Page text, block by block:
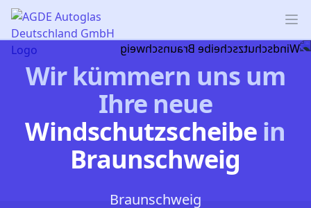
AGDE Autoglas Deutschland GmbH
Wir kümmern uns um
Ihre neue
Windschutzscheibe in
Braunschweig
Braunschweig